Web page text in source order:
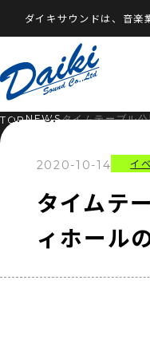
ダイキサウンドは、音楽
TOPNEWSタイムテーブル
2020-10-14 イ
タイムテ
ィホール